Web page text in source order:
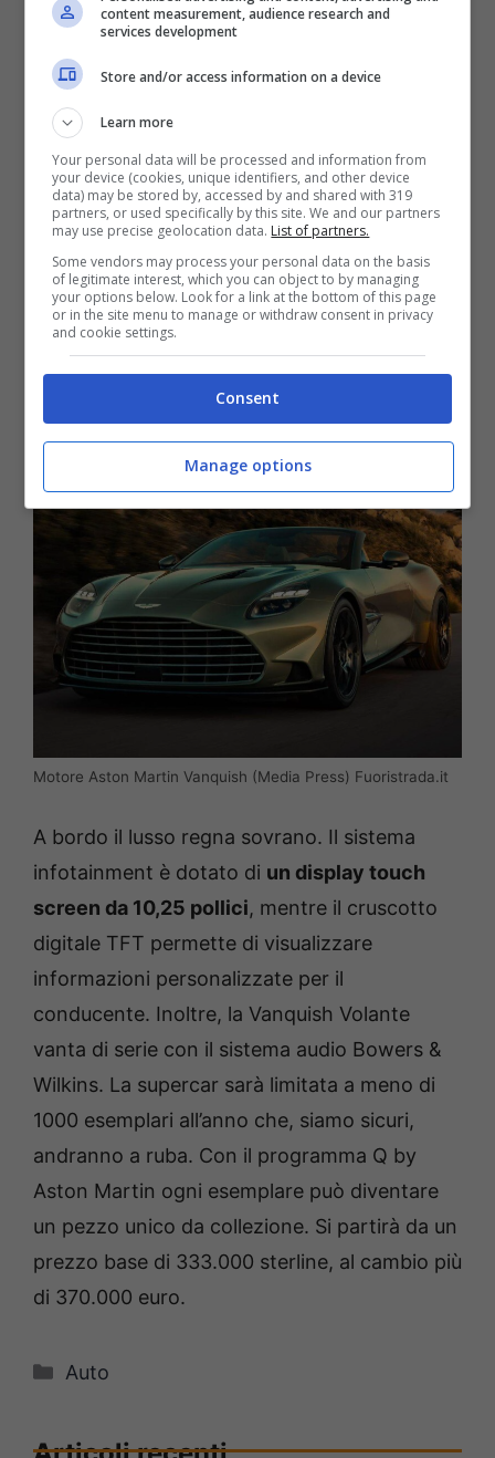
marce e a un differenziale E-diff, permette un
distribuzione della potenza alle ruote
posteriori da sogno, per un piacere di guida
estremo. L’auto rimane incollata a terra in
curva, avendo una agilità clamorosa. Il nuovo
sistema ESP, con modalità selezionabili come
“Track” e “Wet”, assicura che la
Volante sia perfetta su ogni superfice.Il
tetto retrattile può essere aperto in soli 14
secondi e chiuso in 16, anche mentre l’auto è
in movimento fino a 50 km/h. L’isolamento
termico è impeccabile.
Motore Aston Martin Vanquish (Media Press) Fuoristrada.it
A bordo il lusso regna sovrano. Il sistema
infotainment è dotato di un display touch
screen da 10,25 pollici, mentre il cruscotto
digitale TFT permette di visualizzare
informazioni personalizzate per il
conducente. Inoltre, la Vanquish Volante
vanta di serie con il sistema audio Bowers &
Wilkins. La supercar sarà limitata a meno di
1000 esemplari all’anno che, siamo sicuri,
andranno a ruba. Con il programma Q by
Aston Martin ogni esemplare può diventare
un pezzo unico da collezione. Si partirà da un
prezzo base di 333.000 sterline, al cambio più
di 370.000 euro.
Categorie
Auto
content measurement, audience research and
services development
Store and/or access information on a device
Learn more
Your personal data will be processed and information from
your device (cookies, unique identifiers, and other device
data) may be stored by, accessed by and shared with 319
partners, or used specifically by this site. We and our partners
may use precise geolocation data. List of partners.
Some vendors may process your personal data on the basis
of legitimate interest, which you can object to by managing
your options below. Look for a link at the bottom of this page
or in the site menu to manage or withdraw consent in privacy
and cookie settings.
Consent
Manage options